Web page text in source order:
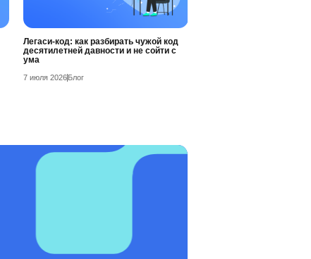
Легаси-код: как разбирать чужой код
десятилетней давности и не сойти с
ума
7 июля 2026 Блог